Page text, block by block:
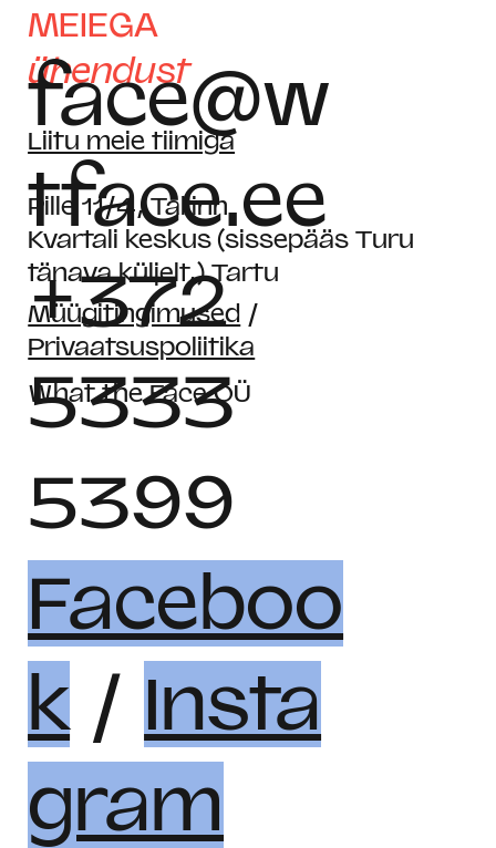
Pille 11/4, Tallinn
Kvartali keskus (sissepääs Turu
tänava küljelt,) Tartu
What the Face OÜ
Müügitingimused /
Privaatsuspoliitika
Liitu meie tiimiga
MEIEGA
ühendust
face@w
tface.ee
+372
5333
5399
Faceboo
k / Insta
gram